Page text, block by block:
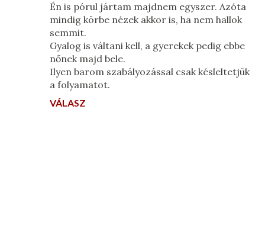
Én is pórul jártam majdnem egyszer. Azóta
mindig körbe nézek akkor is, ha nem hallok
semmit.
Gyalog is váltani kell, a gyerekek pedig ebbe
nőnek majd bele.
Ilyen barom szabályozással csak késleltetjük
a folyamatot.
VÁLASZ